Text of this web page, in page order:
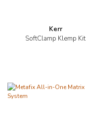
Kerr
SoftClamp Klemp Kit